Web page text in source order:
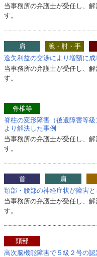
当事務所の弁護士が受任し、
す。
肩 腕・肘・手
逸失利益の交渉により増額に成
当事務所の弁護士が受任し、
す。
脊椎等
脊柱の変形障害（後遺障害等
より解決した事例
当事務所の弁護士が受任し、
す。
首 肩
頚部・腰部の神経症状が障害
当事務所の弁護士が受任し、
す。
頭部
高次脳機能障害で５級２号の